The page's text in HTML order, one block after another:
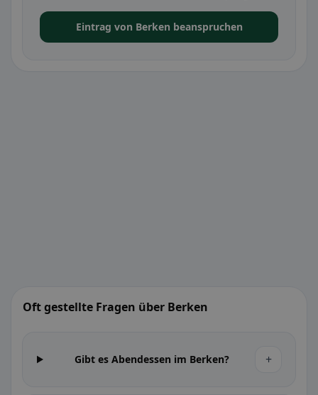
Eintrag von Berken beanspruchen
Oft gestellte Fragen über Berken
Gibt es Abendessen im Berken? +